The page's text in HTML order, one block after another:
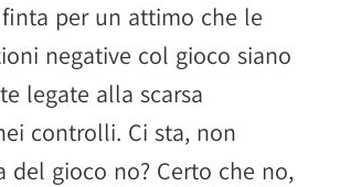
per un attimo che le
negative col gioco siano
legate alla scarsa
controlli. Ci sta, non
del gioco no? Certo che no,